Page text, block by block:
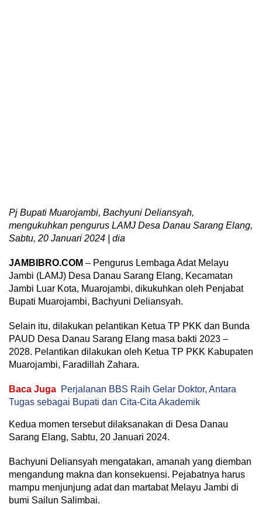
Pj Bupati Muarojambi, Bachyuni Deliansyah,
mengukuhkan pengurus LAMJ Desa Danau Sarang Elang,
Sabtu, 20 Januari 2024 | dia
JAMBIBRO.COM – Pengurus Lembaga Adat Melayu
Jambi (LAMJ) Desa Danau Sarang Elang, Kecamatan
Jambi Luar Kota, Muarojambi, dikukuhkan oleh Penjabat
Bupati Muarojambi, Bachyuni Deliansyah.
Selain itu, dilakukan pelantikan Ketua TP PKK dan Bunda
PAUD Desa Danau Sarang Elang masa bakti 2023 –
2028. Pelantikan dilakukan oleh Ketua TP PKK Kabupaten
Muarojambi, Faradillah Zahara.
Baca Juga Perjalanan BBS Raih Gelar Doktor, Antara
Tugas sebagai Bupati dan Cita-Cita Akademik
Kedua momen tersebut dilaksanakan di Desa Danau
Sarang Elang, Sabtu, 20 Januari 2024.
Bachyuni Deliansyah mengatakan, amanah yang diemban
mengandung makna dan konsekuensi. Pejabatnya harus
mampu menjunjung adat dan martabat Melayu Jambi di
bumi Sailun Salimbai.